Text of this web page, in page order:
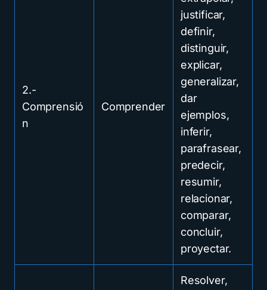
2.-
Comprensió
n
Comprender
justificar,
definir,
distinguir,
explicar,
generalizar,
dar
ejemplos,
inferir,
parafrasear,
predecir,
resumir,
relacionar,
comparar,
concluir,
proyectar.
Resolver,